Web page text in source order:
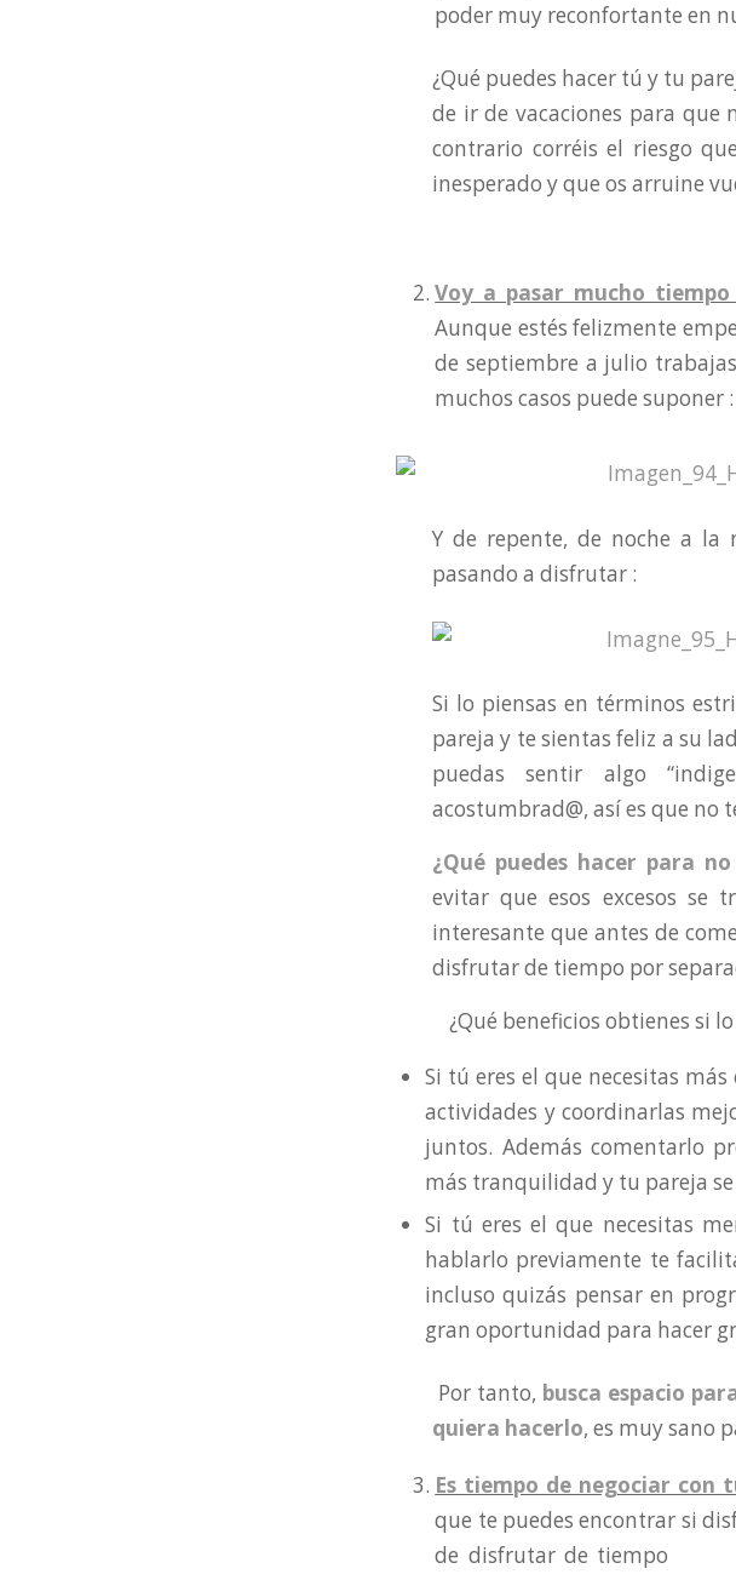
poder muy reconfortante en
¿Qué puedes hacer tú y tu
de ir de vacaciones para que
contrario corréis el riesgo
inesperado y que os arruine
Voy a pasar mucho
Aunque estés felizmente
de septiembre a julio
muchos casos puede suponer :
Y de repente, de noche a la
pasando a disfrutar :
Si lo piensas en términos
pareja y te sientas feliz a su
puedas sentir algo
acostumbrad@, así es que no
¿Qué puedes hacer para
evitar que esos excesos se
interesante que antes de
disfrutar de tiempo por
¿Qué beneficios obtienes si
Si tú eres el que necesitas
actividades y coordinarlas
juntos. Además comentarlo
más tranquilidad y tu pareja
Si tú eres el que necesitas
hablarlo previamente te
incluso quizás pensar en
gran oportunidad para hacer
Por tanto, busca espacio
quiera hacerlo, es muy sano
Es tiempo de negociar con
que te puedes encontrar si
de disfrutar de tiempo